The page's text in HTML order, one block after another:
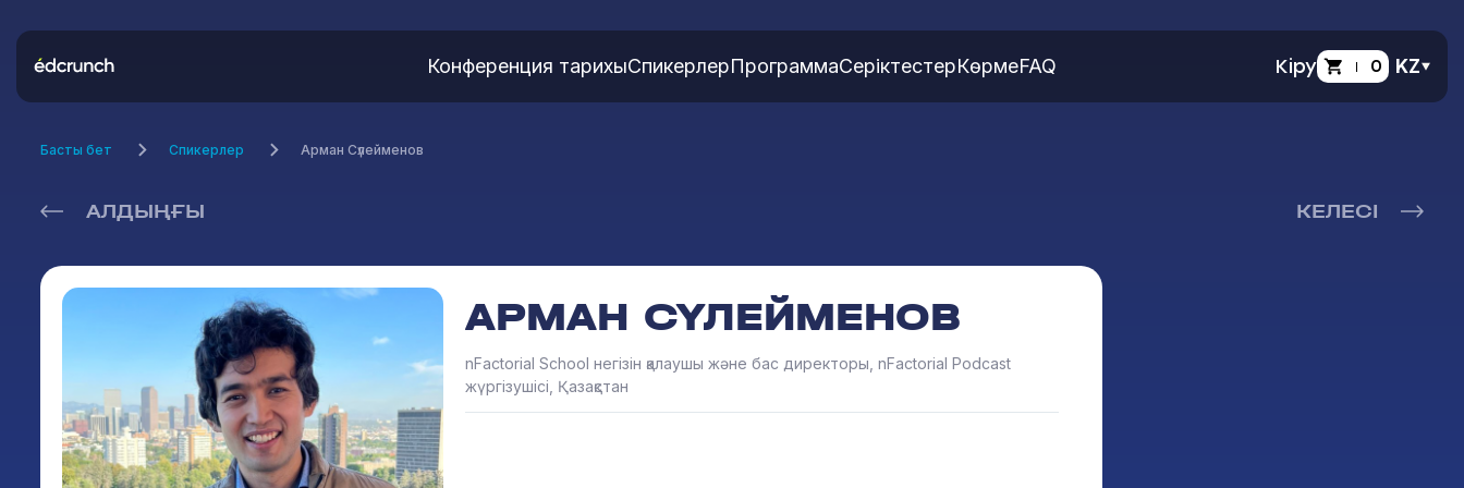
Конференция тарихыСпикерлерПрограммаСеріктестерКөрмеFAQ Кіру 0 KZ
Басты бет Спикерлер Арман Сүлейменов
АЛДЫҢҒЫ КЕЛЕСІ
АРМАН СҮЛЕЙМЕНОВ
nFactorial School негізін қалаушы және бас директоры, nFactorial Podcast
жүргізушісі, Қазақстан